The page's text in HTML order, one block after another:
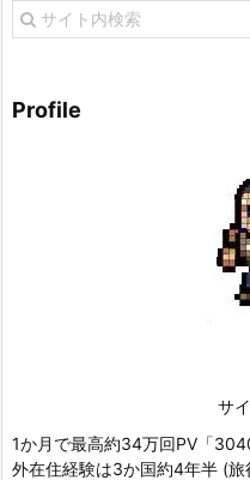
Profile
サ
1か月で最高約34万回PV「
外在住経験は3か国約4年半 (